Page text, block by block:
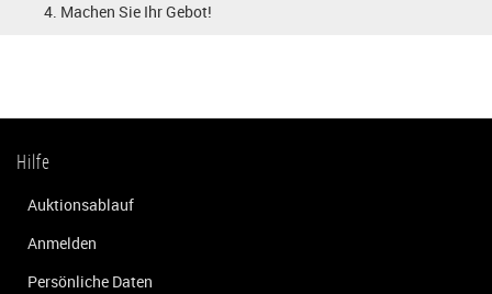
Machen Sie Ihr Gebot!
Hilfe
Auktionsablauf
Anmelden
Persönliche Daten